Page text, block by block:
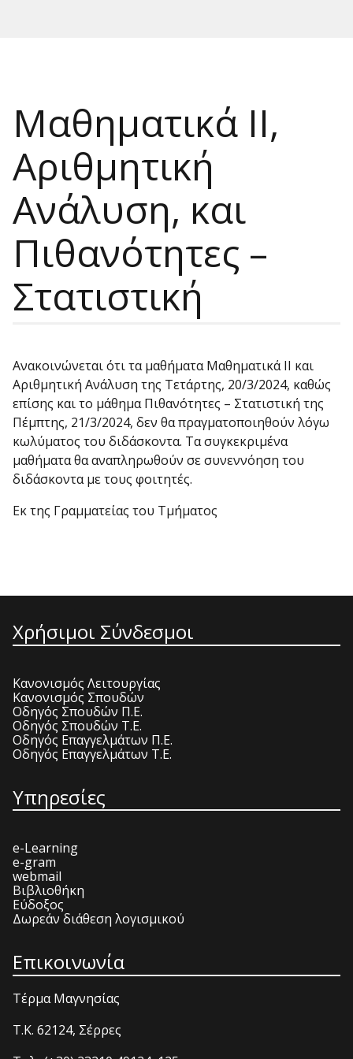
Μαθηματικά ΙΙ,
Αριθμητική
Ανάλυση, και
Πιθανότητες –
Στατιστική
Ανακοινώνεται ότι τα μαθήματα Μαθηματικά ΙΙ και
Αριθμητική Ανάλυση της Τετάρτης, 20/3/2024, καθώς
επίσης και το μάθημα Πιθανότητες – Στατιστική της
Πέμπτης, 21/3/2024, δεν θα πραγματοποιηθούν λόγω
κωλύματος του διδάσκοντα. Τα συγκεκριμένα
μαθήματα θα αναπληρωθούν σε συνεννόηση του
διδάσκοντα με τους φοιτητές.
Εκ της Γραμματείας του Τμήματος
Χρήσιμοι Σύνδεσμοι
Κανονισμός Λειτουργίας
Κανονισμός Σπουδών
Οδηγός Σπουδών Π.Ε.
Οδηγός Σπουδών Τ.Ε.
Οδηγός Επαγγελμάτων Π.Ε.
Οδηγός Επαγγελμάτων Τ.Ε.
Υπηρεσίες
e-Learning
e-gram
webmail
Βιβλιοθήκη
Εύδοξος
Δωρεάν διάθεση λογισμικού
Επικοινωνία
Τέρμα Μαγνησίας
T.K. 62124, Σέρρες